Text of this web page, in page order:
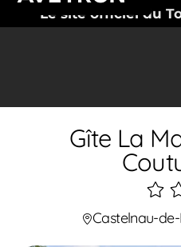
Le site officiel du
Gîte La
3
Castelnau-